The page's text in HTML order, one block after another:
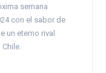
semana
con el sabor de
un eterno rival